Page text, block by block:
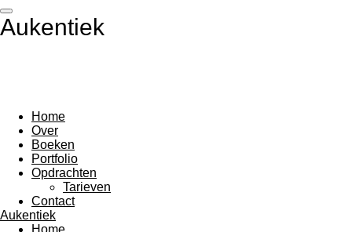
Ga
direct
Aukentiek
Home
Over
Boeken
Portfolio
Opdrachten
Tarieven
Contact
Aukentiek
Home